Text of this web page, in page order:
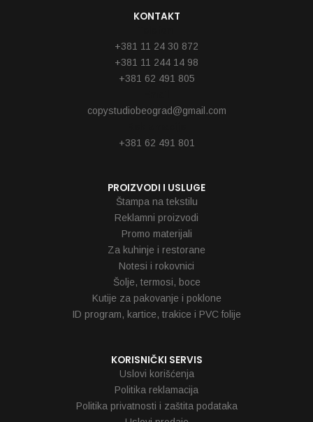
KONTAKT
+381 11 24 30 872
+381 11 244 14 98
+381 62 491 805
copystudiobeograd@gmail.com
+381 62 491 801
PROIZVODI I USLUGE
Štampa na tekstilu
Reklamni proizvodi
Promo materijali
Za kuhinje i restorane
Notesi i rokovnici
Šolje, termosi, boce
Kutije za pakovanje i poklone
ID program, kartice, trakice i PVC folije
KORISNIČKI SERVIS
Uslovi korišćenja
Politika reklamacija
Politika privatnosti i zaštita podataka